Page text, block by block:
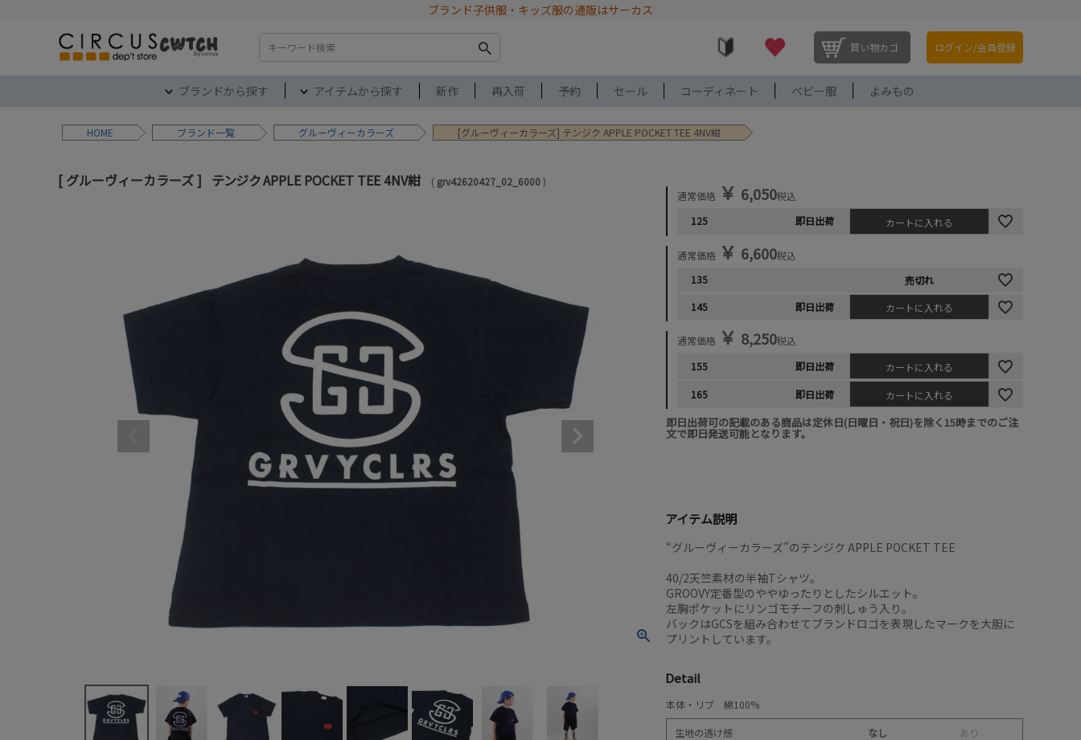
ブランド子供服・キッズ服の通販はサーカス
検索 買い物カゴ ログイン/会員登録
ブランドから探す アイテムから探す 新作 再入荷 予約 セール コーディネート ベビー服 よみもの
HOME ブランド グルーヴィーカラーズ [グルーヴィーカラーズ] テンジク APPLE POCKET TEE 4NV紺
グルーヴィーカラーズ テンジク APPLE POCKET TEE 4NV紺 grv42620427_02_6000
通常価格 ￥ 6,050税込
125
即日出荷 カートに入れる
通常価格 ￥ 6,600税込
135
売切れ
145
即日出荷 カートに入れる
通常価格 ￥ 8,250税込
155
即日出荷
カートに入れる
165
即日出荷 カートに入れる
即日出荷可の記載のある商品は定休日(日曜日・祝日)を除く15時までのご注
文で即日発送可能となります。
アイテム説明
“グルーヴィーカラーズ”のテンジク APPLE POCKET TEE
40/2天竺素材の半袖Tシャツ。
GROOVY定番型のややゆったりとしたシルエット。
左胸ポケットにリンゴモチーフの刺しゅう入り。
バックはGCSを組み合わせてブランドロゴを表現したマークを大胆に
プリントしています。
Detail
本体・リブ 綿100%
生地の透け感 なし あ り